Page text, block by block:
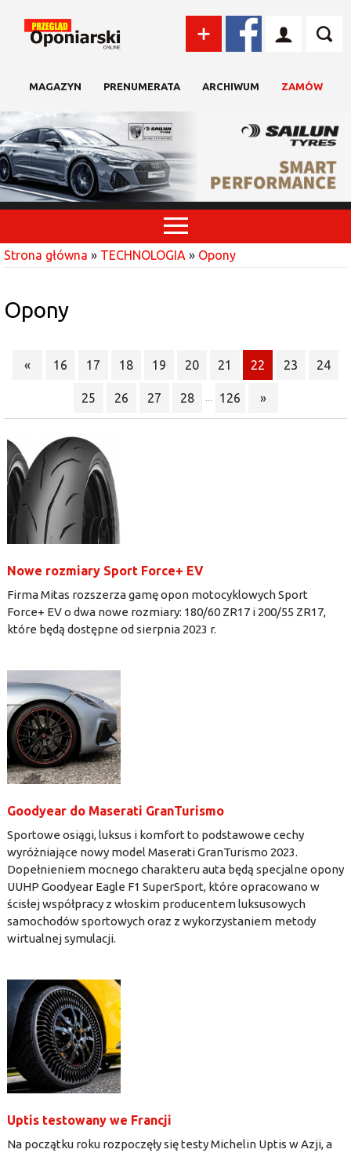
MAGAZYN PRENUMERATA ARCHIWUM ZAMÓW
Strona główna » TECHNOLOGIA » Opony
Opony
« 16 17 18 19 20 21 22 23 24
25 26 27 28 126 »
Nowe rozmiary Sport Force+ EV
Firma Mitas rozszerza gamę opon motocyklowych Sport
Force+ EV o dwa nowe rozmiary: 180/60 ZR17 i 200/55 ZR17,
które będą dostępne od sierpnia 2023 r.
Goodyear do Maserati GranTurismo
Sportowe osiągi, luksus i komfort to podstawowe cechy
wyróżniające nowy model Maserati GranTurismo 2023.
Dopełnieniem mocnego charakteru auta będą specjalne opony
UUHP Goodyear Eagle F1 SuperSport, które opracowano w
ścisłej współpracy z włoskim producentem luksusowych
samochodów sportowych oraz z wykorzystaniem metody
wirtualnej symulacji.
Uptis testowany we Francji
Na początku roku rozpoczęły się testy Michelin Uptis w Azji, a